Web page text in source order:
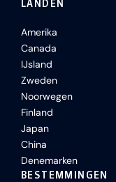
LANDEN
Amerika
Canada
IJsland
Zweden
Noorwegen
Finland
Japan
China
Denemarken
BESTEMMINGEN